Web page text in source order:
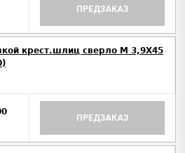
ПРЕДЗАКАЗ
крест.шлиц сверло М 3,9Х45
ПРЕДЗАКАЗ